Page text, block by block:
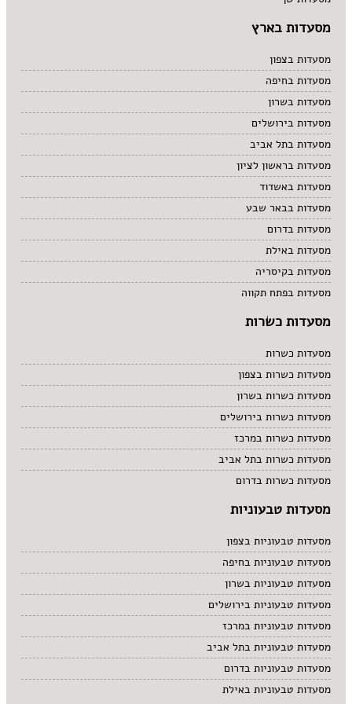
מרוקאי
מתוקים
סיני
סנדוויץ' בר
פאב
מסעדות בארץ
מסעדות בצפון
מסעדות בחיפה
מסעדות בשרון
מסעדות בירושלים
מסעדות בתל אביב
מסעדות בראשון לציון
מסעדות באשדוד
מסעדות בבאר שבע
מסעדות בדרום
מסעדות באילת
מסעדות בקיסריה
מסעדות בפתח תקווה
מסעדות כשרות
מסעדות כשרות
מסעדות כשרות בצפון
מסעדות כשרות בשרון
מסעדות כשרות בירושלים
מסעדות כשרות במרכז
מסעדות כשרות בתל אביב
מסעדות כשרות בדרום
מסעדות טבעוניות
מסעדות טבעוניות בצפון
מסעדות טבעוניות בחיפה
מסעדות טבעוניות בשרון
מסעדות טבעוניות בירושלים
מסעדות טבעוניות במרכז
מסעדות טבעוניות בתל אביב
מסעדות טבעוניות בדרום
מסעדות טבעוניות באילת